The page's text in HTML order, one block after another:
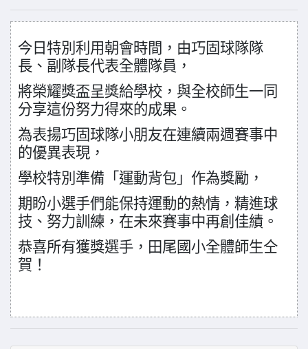
今日特別利用朝會時間，由巧固球隊隊
長、副隊長代表全體隊員，
將榮耀獎盃呈獎給學校，與全校師生一同
分享這份努力得來的成果。
為表揚巧固球隊小朋友在連續兩週賽事中
的優異表現，
學校特別準備「運動背包」作為獎勵，
期盼小選手們能保持運動的熱情，精進球
技、努力訓練，在未來賽事中再創佳績。
恭喜所有獲獎選手，田尾國小全體師生仝
賀！